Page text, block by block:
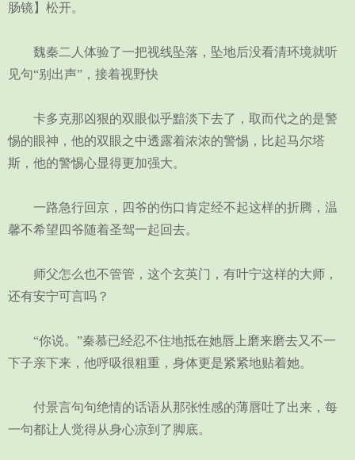
肠镜】松开。
魏秦二人体验了一把视线坠落，坠地后没看清环境就听
见句“别出声”，接着视野快
卡多克那凶狠的双眼似乎黯淡下去了，取而代之的是警
惕的眼神，他的双眼之中透露着浓浓的警惕，比起马尔塔
斯，他的警惕心显得更加强大。
一路急行回京，四爷的伤口肯定经不起这样的折腾，温
馨不希望四爷随着圣驾一起回去。
师父怎么也不管管，这个玄英门，有叶宁这样的大师，
还有安宁可言吗？
“你说。”秦慕已经忍不住地抵在她唇上磨来磨去又不一
下子亲下来，他呼吸很粗重，身体更是紧紧地贴着她。
付景言句句绝情的话语从那张性感的薄唇吐了出来，每
一句都让人觉得从身心凉到了脚底。